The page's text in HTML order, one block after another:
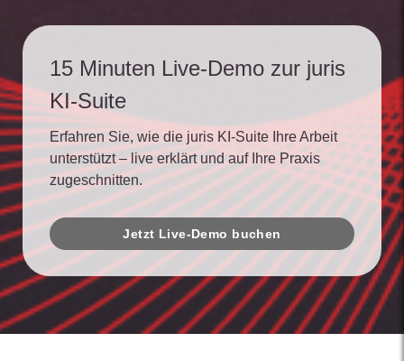
15 Minuten Live-Demo zur juris
KI-Suite
Erfahren Sie, wie die juris KI-Suite Ihre Arbeit
unterstützt – live erklärt und auf Ihre Praxis
zugeschnitten.
Jetzt Live-Demo buchen